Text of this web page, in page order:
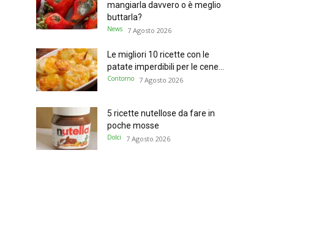
mangiarla davvero o è meglio
buttarla?
News 7 Agosto 2026
Le migliori 10 ricette con le
patate imperdibili per le cene...
Contorno 7 Agosto 2026
5 ricette nutellose da fare in
poche mosse
Dolci 7 Agosto 2026